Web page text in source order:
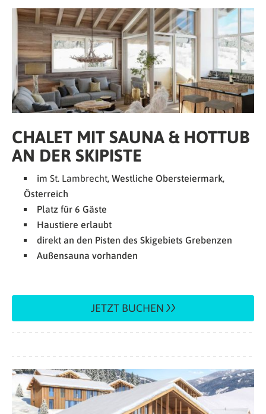
CHALET MIT SAUNA & HOTTUB
AN DER SKIPISTE
im St. Lambrecht, Westliche Obersteiermark,
Österreich
Platz für 6 Gäste
Haustiere erlaubt
direkt an den Pisten des Skigebiets Grebenzen
Außensauna vorhanden
JETZT BUCHEN